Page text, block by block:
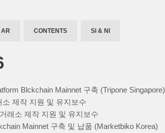
CONTENTS SI & NI
Blckchain Mainnet 구축 (Tripone Singapore)
제작 지원 및 유지보수
래소 제작 지원 및 유지보수
Mainnet 구축 및 납품 (Marketbiko Korea)